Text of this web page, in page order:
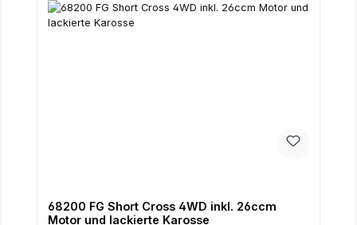
68200 FG Short Cross 4WD inkl. 26ccm
Motor und lackierte Karosse